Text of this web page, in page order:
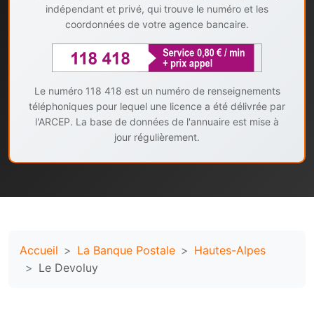
indépendant et privé, qui trouve le numéro et les
coordonnées de votre agence bancaire.
Le numéro 118 418 est un numéro de renseignements
téléphoniques pour lequel une licence a été délivrée par
l'ARCEP. La base de données de l'annuaire est mise à
jour régulièrement.
Accueil La Banque Postale
Hautes-Alpes
Le Devoluy